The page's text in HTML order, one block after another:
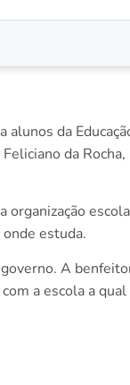
da
da Rocha,
organização
estuda.
A
a escola a